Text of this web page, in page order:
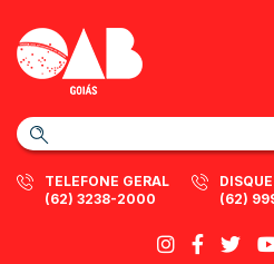
TELEFONE GERAL
(62) 3238-2000
(62)